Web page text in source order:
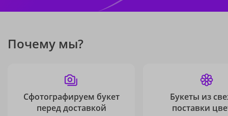
Почему мы?
Сфотографируем букет
перед доставкой
Букеты из
поставки